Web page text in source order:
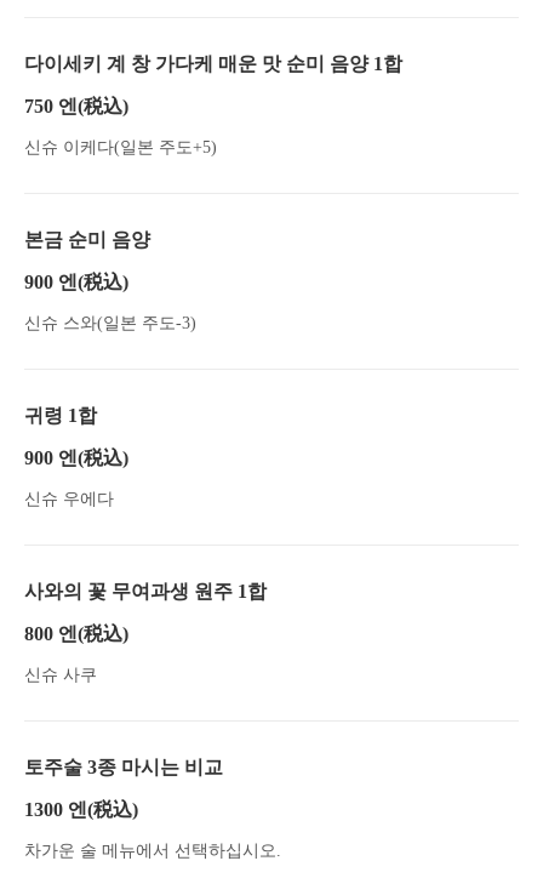
다이세키 계 창 가다케 매운 맛 순미 음양 1합
750 엔 (税込)
신슈 이케다(일본 주도+5)
본금 순미 음양
900 엔 (税込)
신슈 스와(일본 주도-3)
귀령 1합
900 엔 (税込)
신슈 우에다
사와의 꽃 무여과생 원주 1합
800 엔 (税込)
신슈 사쿠
토주술 3종 마시는 비교
1300 엔 (税込)
차가운 술 메뉴에서 선택하십시오.